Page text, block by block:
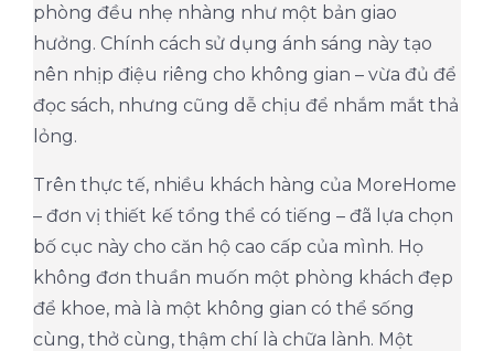
phòng đều nhẹ nhàng như một bản giao
hưởng. Chính cách sử dụng ánh sáng này tạo
nên nhịp điệu riêng cho không gian – vừa đủ để
đọc sách, nhưng cũng dễ chịu để nhắm mắt thả
lỏng.
Trên thực tế, nhiều khách hàng của MoreHome
– đơn vị thiết kế tổng thể có tiếng – đã lựa chọn
bố cục này cho căn hộ cao cấp của mình. Họ
không đơn thuần muốn một phòng khách đẹp
để khoe, mà là một không gian có thể sống
cùng, thở cùng, thậm chí là chữa lành. Một